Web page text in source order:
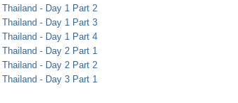
- Day 1 Part 2
- Day 1 Part 3
- Day 1 Part 4
- Day 2 Part 1
- Day 2 Part 2
- Day 3 Part 1